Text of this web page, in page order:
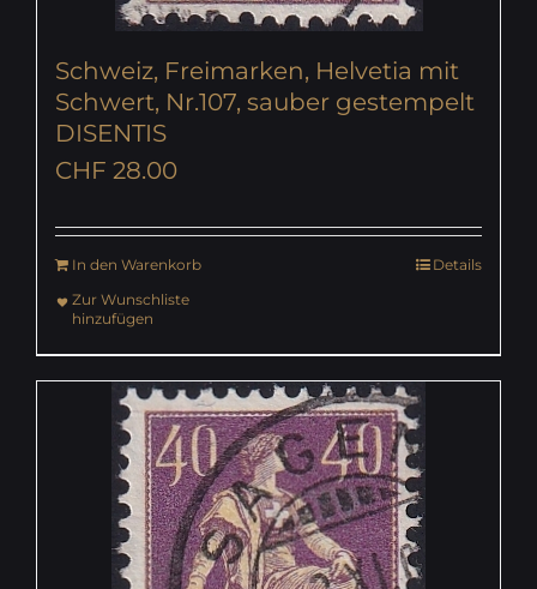
Schweiz, Freimarken, Helvetia mit
Schwert, Nr.107, sauber gestempelt
DISENTIS
CHF 28.00
In den Warenkorb
Details
Zur Wunschliste
hinzufügen